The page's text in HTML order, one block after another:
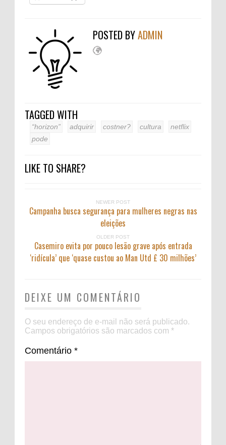
POSTED BYADMIN
TAGGED WITH
“horizon” adquirir costner? cultura
netflix
pode
LIKE TO SHARE?
NEWER POST
Campanha busca segurança para mulheres negras nas
eleições
OLDER POST
Casemiro evita por pouco lesão grave após entrada
‘ridícula’ que ‘quase custou ao Man Utd £ 30 milhões’
DEIXE UM COMENTÁRIO
O seu endereço de e-mail não será publicado.
Campos obrigatórios são marcados com *
Comentário *